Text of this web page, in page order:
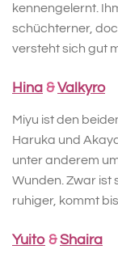
kennengelernt.
schüchterner,
versteht sich gut
Hina &Valkyro
Miyu ist den
Haruka und
unter anderem
Wunden. Zwar ist
ruhiger, kommt
Yuito &Shaira